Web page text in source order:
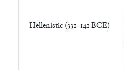
Hellenistic (331–141 BCE)